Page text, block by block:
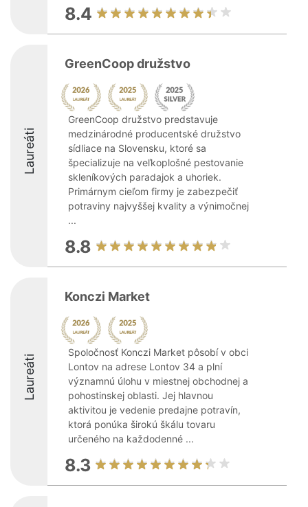
8.4
Laureáti
GreenCoop družstvo
GreenCoop družstvo predstavuje
medzinárodné producentské družstvo
sídliace na Slovensku, ktoré sa
špecializuje na veľkoplošné pestovanie
skleníkových paradajok a uhoriek.
Primárnym cieľom firmy je zabezpečiť
potraviny najvyššej kvality a výnimočnej
...
8.8
Laureáti
Konczi Market
Spoločnosť Konczi Market pôsobí v obci
Lontov na adrese Lontov 34 a plní
významnú úlohu v miestnej obchodnej a
pohostinskej oblasti. Jej hlavnou
aktivitou je vedenie predajne potravín,
ktorá ponúka širokú škálu tovaru
určeného na každodenné ...
8.3